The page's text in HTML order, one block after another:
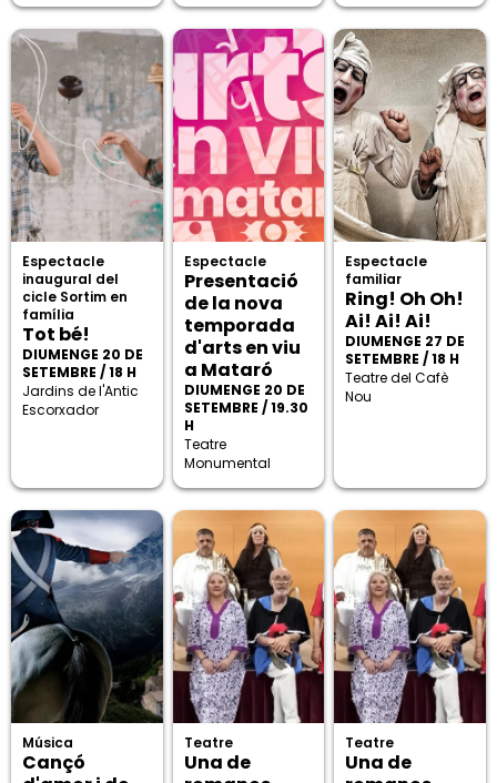
Espectacle
inaugural del
cicle Sortim en
família
Tot bé!
DIUMENGE 20 DE
SETEMBRE / 18 H
Jardins de l'Antic
Escorxador
Espectacle
Presentació
de la nova
temporada
d'arts en viu
a Mataró
DIUMENGE 20 DE
SETEMBRE / 19.30
H
Teatre
Monumental
Espectacle
familiar
Ring! Oh Oh!
Ai! Ai! Ai!
DIUMENGE 27 DE
SETEMBRE / 18 H
Teatre del Cafè
Nou
Música
Cançó
Teatre
Una de
Teatre
Una de